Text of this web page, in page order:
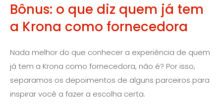
Bônus: o que diz quem já tem
a Krona como fornecedora
Nada melhor do que conhecer a experiência de quem
já tem a Krona como fornecedora, não é? Por isso,
separamos os depoimentos de alguns parceiros para
inspirar você a fazer a escolha certa.